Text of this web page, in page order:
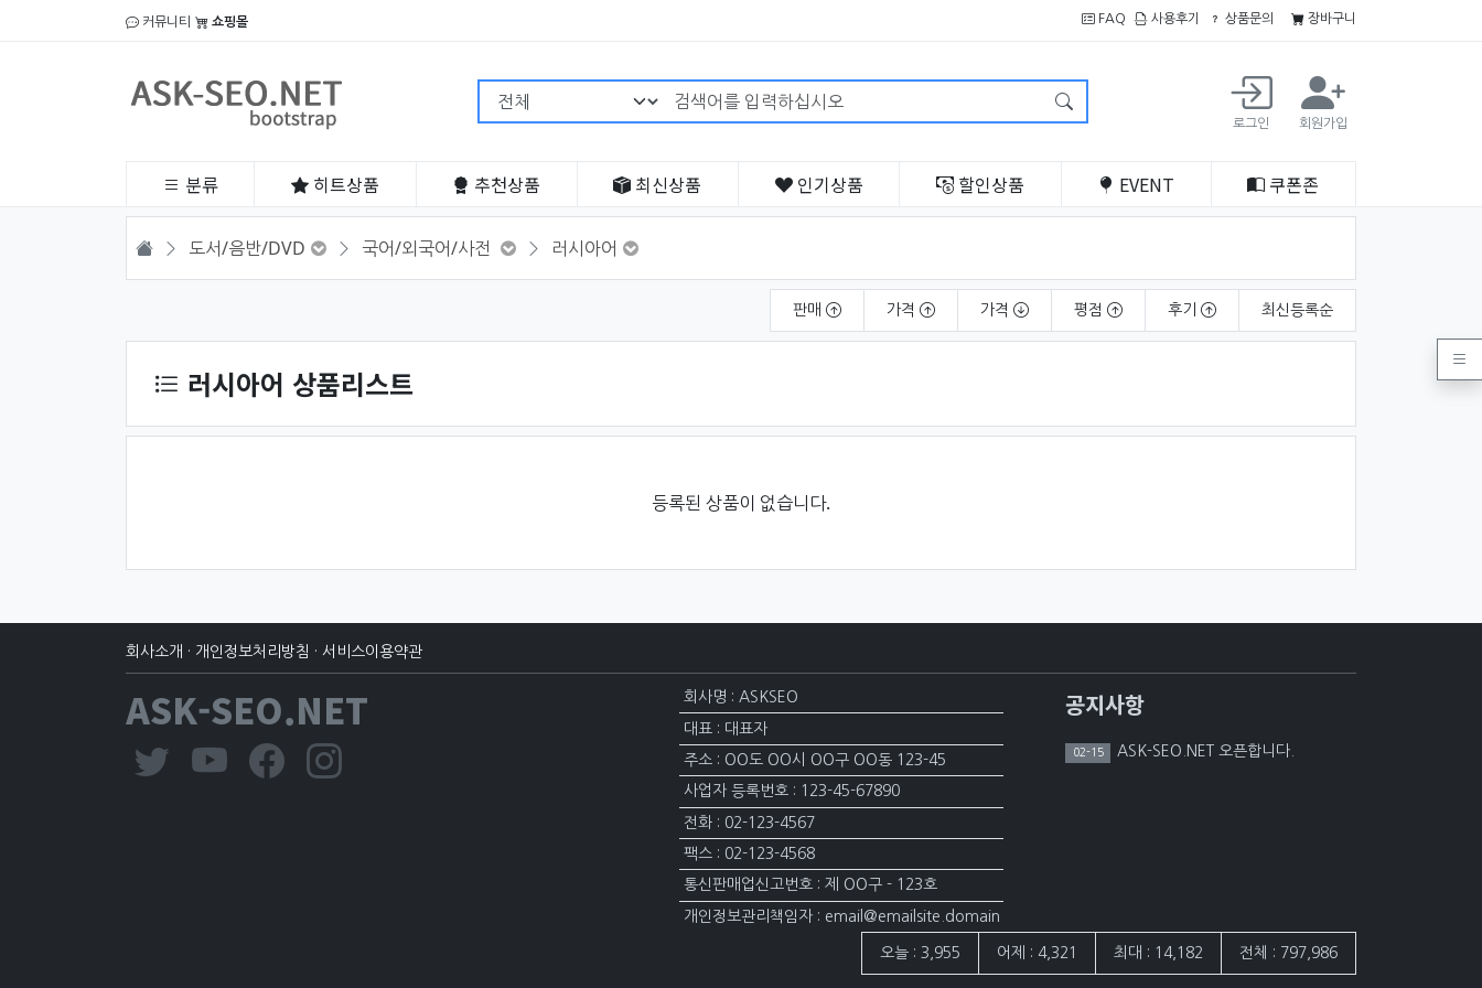
커뮤니티 쇼핑몰 FAQ 사용후기 상품문의 장바구니
검색어 필수
로그인 회원가입
분류 히트상품 추천상품 최신상품 인기상품 할인상품 EVENT 쿠폰존
HOME 도서/음반/DVD 국어/외국어/사전 러시아어
판매 가격 가격 평점 후기 최신등록순
러시아어 상품리스트
등록된 상품이 없습니다.
회사소개 · 개인정보처리방침 · 서비스이용약관
ASK-SEO.NET 회사명 : ASKSEO
대표 : 대표자
주소 : OO도 OO시 OO구 OO동 123-45
사업자 등록번호 : 123-45-67890
전화 : 02-123-4567
팩스 : 02-123-4568
통신판매업신고번호 : 제 OO구 - 123호
개인정보관리책임자 : email@emailsite.domain
공지사항
02-15 ASK-SEO.NET 오픈합니다.
접속자집계
오늘 : 3,955 어제 : 4,321 최대 : 14,182 전체 : 797,986